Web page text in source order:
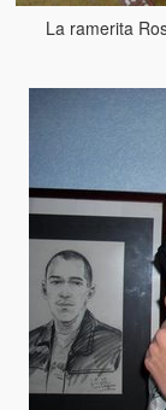
La ramerita